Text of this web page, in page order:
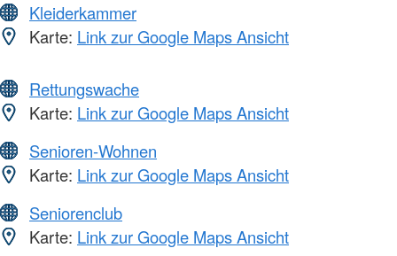
Kleiderkammer
Karte: Link zur Google Maps Ansicht
Rettungswache
Karte: Link zur Google Maps Ansicht
Senioren-Wohnen
Karte: Link zur Google Maps Ansicht
Seniorenclub
Karte: Link zur Google Maps Ansicht